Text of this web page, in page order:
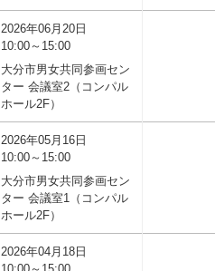
2026年06月20日
10:00～15:00
大分市男女共同参画セン
ター 会議室2（コンパル
ホール2F）
2026年05月16日
10:00～15:00
大分市男女共同参画セン
ター 会議室1（コンパル
ホール2F）
2026年04月18日